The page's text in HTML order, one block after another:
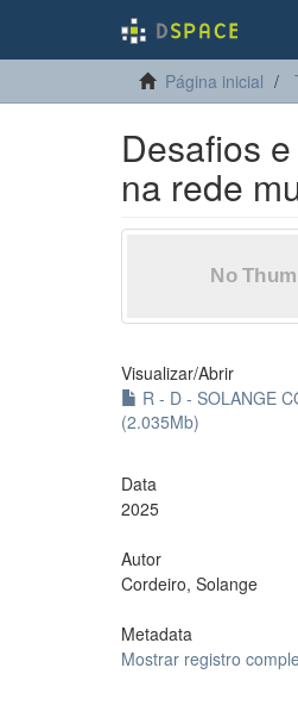
Página inicial
Desafios
na rede
Visualizar/Abrir
R - D - SOLANGE
(2.035Mb)
Data
2025
Autor
Cordeiro, Solange
Metadata
Mostrar registro